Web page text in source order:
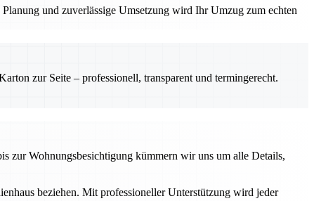
und zuverlässige Umsetzung wird Ihr Umzug zum echten
zur Seite – professionell, transparent und termingerecht.
zur Wohnungsbesichtigung kümmern wir uns um alle Details,
beziehen. Mit professioneller Unterstützung wird jeder